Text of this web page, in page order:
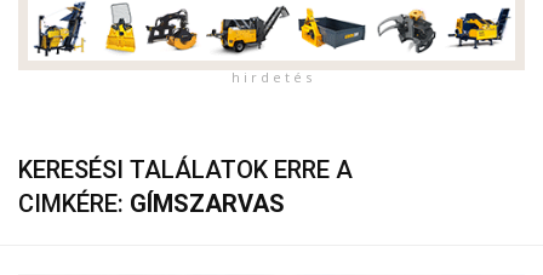
h i r d e t é s
KERESÉSI TALÁLATOK ERRE A
CIMKÉRE: GÍMSZARVAS